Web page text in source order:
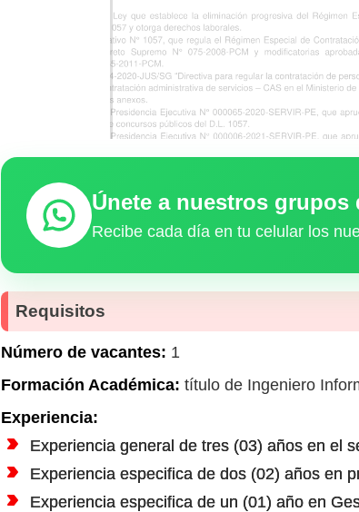
Únete a nuestros grupos
Recibe cada día en tu celular los
Requisitos
Número de vacantes: 1
Formación Académica: título de Ingeniero
Experiencia:
Experiencia general de tres (03) años en el
Experiencia especifica de dos (02) años en
Experiencia especifica de un (01) año en